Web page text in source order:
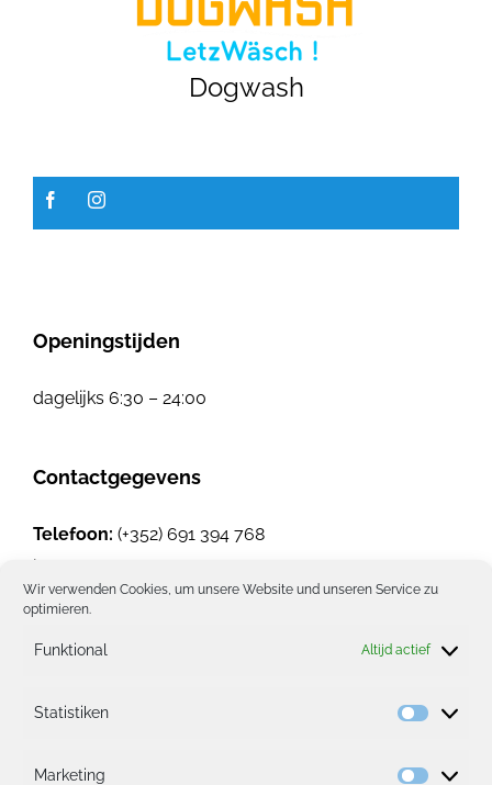
Wir verwenden Cookies, um unsere Website und unseren Service zu
optimieren.
Funktional Altijd actief
Statistiken
Marketing
GALERIJ
Dogwash
Openingstijden
dagelijks 6:30 – 24:00
Contactgegevens
Telefoon: (+352) 691 394 768
Website